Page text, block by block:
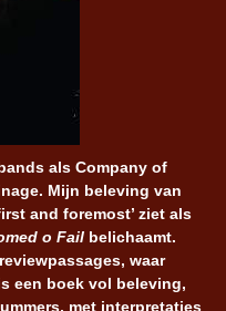
als Company of
Mijn beleving van
and foremost’ ziet als
o Fail belichaamt.
waar
een boek vol beleving,
met interpretaties